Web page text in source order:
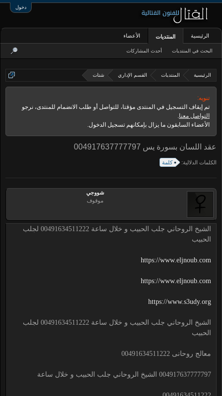
دخول
الرئيسية المنتديات القسم الإداري شتات
تنويه:
تم إيقاف التسجيل في المنتدى مؤقتا، للتواصل أو طلب الانضمام للمنتدى، نرجو
التواصل معنا.
الأعضاء السابقون ما يزال بإمكانهم تسجيل الدخول.
عقد اللسان بسورة يس 004917637777797
الكلمات الدلالية: كلمة
شووجي
موقوف
الشيخ الروحاني جلب الحبيب و خلال ساعة 00491634511222 لجلب
الحبيب
https://www.eljnoub.com
https://www.eljnoub.com
https://www.s3udy.org
الشيخ الروحاني جلب الحبيب و خلال ساعة 00491634511222 لجلب
الحبيب
معالج روحانى 00491634511222
004917637777797 الشيخ الروحاني جلب الحبيب و خلال ساعة
الرئيسية المنتديات
البحث في المنتديات أحدث المشاركات
الأعضاء